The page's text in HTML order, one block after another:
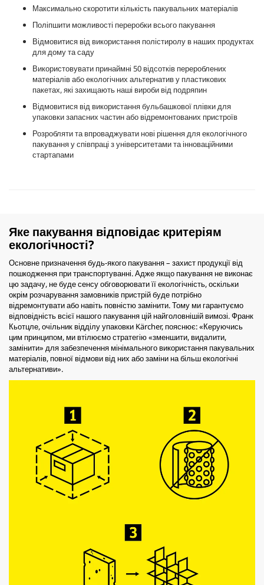
Максимально скоротити кількість пакувальних матеріалів
Поліпшити можливості переробки всього пакування
Відмовитися від використання полістиролу в наших продуктах
для дому та саду
Використовувати принаймні 50 відсотків перероблених
матеріалів або екологічних альтернатив у пластикових
пакетах, які захищають наші вироби від подряпин
Відмовитися від використання бульбашкової плівки для
упаковки запасних частин або відремонтованих пристроїв
Розробляти та впроваджувати нові рішення для екологічного
пакування у співпраці з університетами та інноваційними
стартапами
Яке пакування відповідає критеріям
екологічності?
Основне призначення будь-якого пакування – захист продукції від
пошкодження при транспортуванні. Адже якщо пакування не виконає
цю задачу, не буде сенсу обговорювати її екологічність, оскільки
окрім розчарування замовників пристрій буде потрібно
відремонтувати або навіть повністю замінити. Тому ми гарантуємо
відповідність всієї нашого пакування цій найголовнішій вимозі. Франк
Кьотцле, очільник відділу упаковки Kärcher, пояснює: «Керуючись
цим принципом, ми втілюємо стратегію «зменшити, видалити,
замінити» для забезпечення мінімального використання пакувальних
матеріалів, повної відмови від них або заміни на більш екологічні
альтернативи».